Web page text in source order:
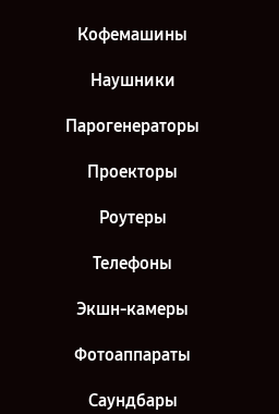
Кофемашины
Наушники
Парогенераторы
Проекторы
Роутеры
Телефоны
Экшн-камеры
Фотоаппараты
Саундбары